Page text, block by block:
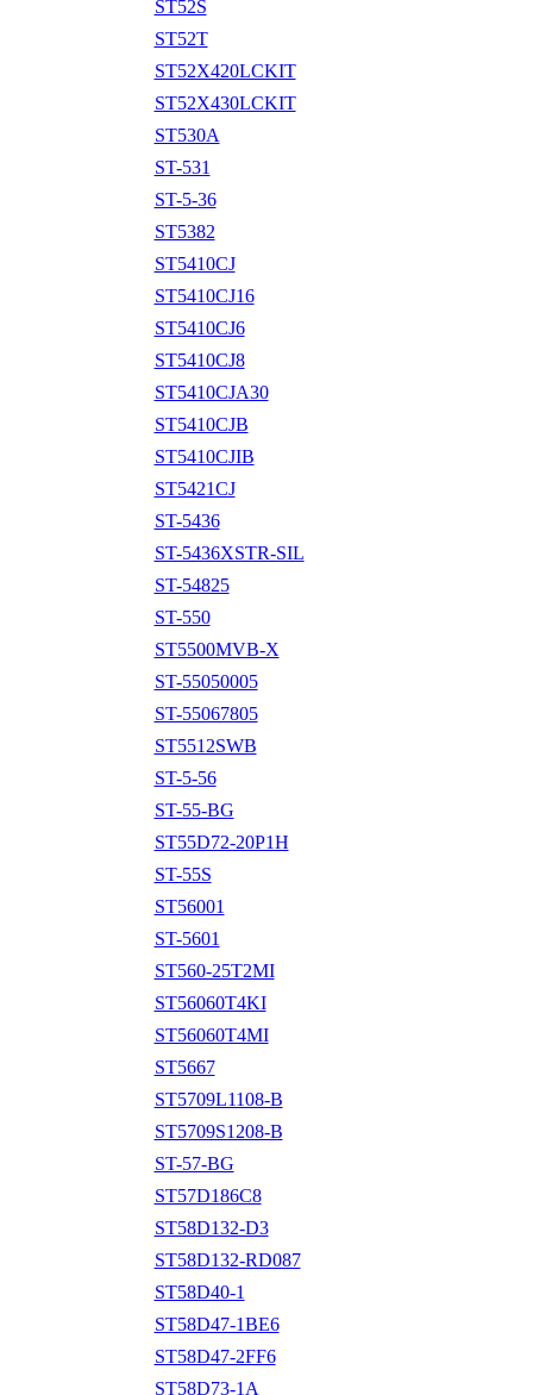
ST52S
ST52T
ST52X420LCKIT
ST52X430LCKIT
ST530A
ST-531
ST-5-36
ST5382
ST5410CJ
ST5410CJ16
ST5410CJ6
ST5410CJ8
ST5410CJA30
ST5410CJB
ST5410CJIB
ST5421CJ
ST-5436
ST-5436XSTR-SIL
ST-54825
ST-550
ST5500MVB-X
ST-55050005
ST-55067805
ST5512SWB
ST-5-56
ST-55-BG
ST55D72-20P1H
ST-55S
ST56001
ST-5601
ST560-25T2MI
ST56060T4KI
ST56060T4MI
ST5667
ST5709L1108-B
ST5709S1208-B
ST-57-BG
ST57D186C8
ST58D132-D3
ST58D132-RD087
ST58D40-1
ST58D47-1BE6
ST58D47-2FF6
ST58D73-1A